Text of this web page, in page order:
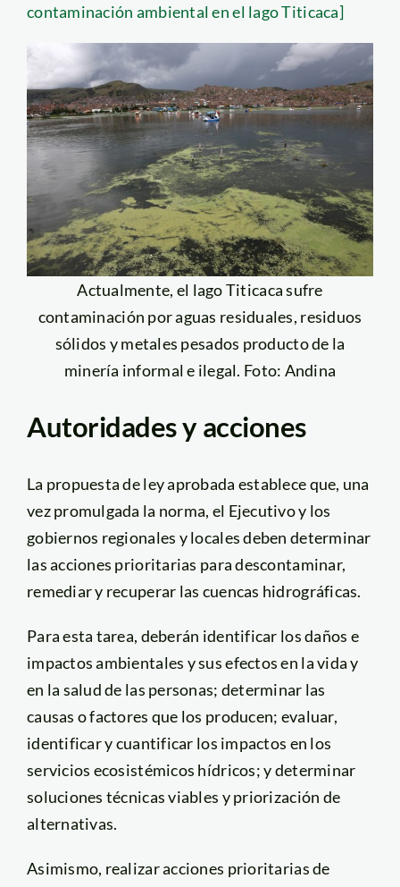
contaminación ambiental en el lago Titicaca]
Actualmente, el lago Titicaca sufre
contaminación por aguas residuales, residuos
sólidos y metales pesados producto de la
minería informal e ilegal. Foto: Andina
Autoridades y acciones
La propuesta de ley aprobada establece que, una
vez promulgada la norma, el Ejecutivo y los
gobiernos regionales y locales deben determinar
las acciones prioritarias para descontaminar,
remediar y recuperar las cuencas hidrográficas.
Para esta tarea, deberán identificar los daños e
impactos ambientales y sus efectos en la vida y
en la salud de las personas; determinar las
causas o factores que los producen; evaluar,
identificar y cuantificar los impactos en los
servicios ecosistémicos hídricos; y determinar
soluciones técnicas viables y priorización de
alternativas.
Asimismo, realizar acciones prioritarias de